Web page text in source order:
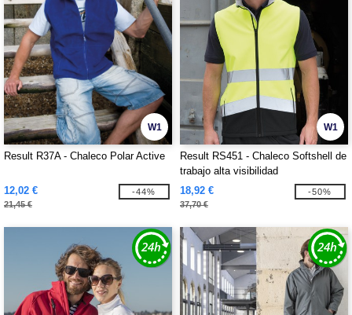
W1
Result R37A - Chaleco Polar Active
12,02 €
21,45 €
-44%
W1
Result RS451 - Chaleco Softshell de
trabajo alta visibilidad
18,92 €
37,70 €
-50%